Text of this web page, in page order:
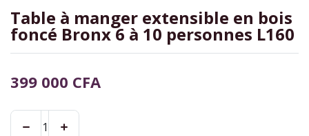
Table à manger extensible en bois
foncé Bronx 6 à 10 personnes L160
399 000 CFA